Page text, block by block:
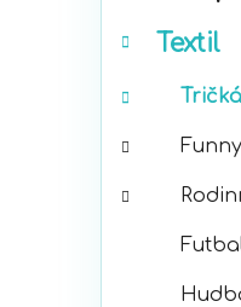
i
Textil
Tričká